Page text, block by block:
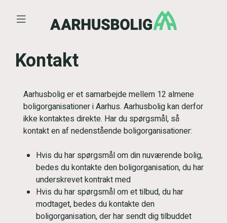
Åben menu
Kontakt
Aarhusbolig er et samarbejde mellem 12 almene
boligorganisationer i Aarhus. Aarhusbolig kan derfor
ikke kontaktes direkte. Har du spørgsmål, så
kontakt en af nedenstående boligorganisationer:
Hvis du har spørgsmål om din nuværende bolig,
bedes du kontakte den boligorganisation, du har
underskrevet kontrakt med
Hvis du har spørgsmål om et tilbud, du har
modtaget, bedes du kontakte den
boligorganisation, der har sendt dig tilbuddet